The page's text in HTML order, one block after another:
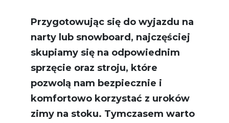
Przygotowując się do wyjazdu na
narty lub snowboard, najczęściej
skupiamy się na odpowiednim
sprzęcie oraz stroju, które
pozwolą nam bezpiecznie i
komfortowo korzystać z uroków
zimy na stoku. Tymczasem warto